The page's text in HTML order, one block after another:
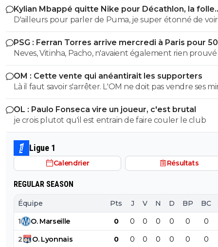
Kylian Mbappé quitte Nike pour Décathlon, la folle
rumeur
D'ailleurs pour parler de Puma, je super étonné de
maillots être de vrai serpillère apres 20min de jeu. J'ai
le match de l'OM hier et les maillots collaient
corps en seulement 15min de jeu. En terme de confort
mieux. Et c'est pas nouveau, ca fait déjà plusieurs années
que je remarque ca.
PSG : Ferran Torres arrive mercredi à Paris pour
Neves, Vitinha, Pacho, n'avaient également rien prouvé
OM : Cette vente qui anéantirait les supporters
Là il faut savoir s'arrêter. L'OM ne doit pas vendre ses
qui risquent d'éclater cette saison. Vendre Mmadi
tirer 1 million d'euros à Villareal stop. Qui sait si Mmadi
vaudra pas 20 ou plus en fin de saison???
OL : Paulo Fonseca vire un joueur, c'est brutal
je crois plutot qu'il est entrain de faire couler le club
Ligue 1
Calendrier Résultats
REGULAR SEASON
Équipe Pts J V N D BP BC
1 O. Marseille 0 0 0 0 0 0 0
2 O. Lyonnais 0 0 0 0 0 0 0